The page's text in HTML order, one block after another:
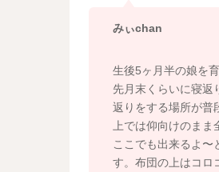
みぃchan
生後5ヶ月半の娘を育
先月末くらいに寝返
返りをする場所が普
上では仰向けのまま
ここでも出来るよ〜
す。布団の上はコロ